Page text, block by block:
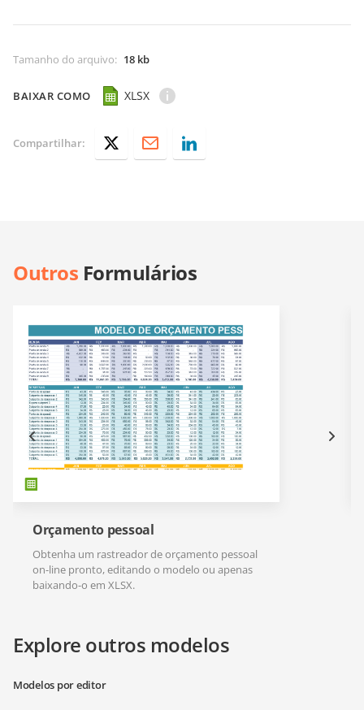
Tamanho do arquivo: 18 kb
BAIXAR COMO XLSX
Compartilhar:
Outros Formulários
Orçamento pessoal
Obtenha um rastreador de orçamento pessoal
on-line pronto, editando o modelo ou apenas
baixando-o em XLSX.
Explore outros modelos
Modelos por editor